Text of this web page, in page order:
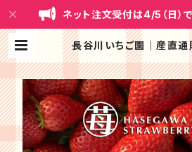
ネット注文受付は4/5（日）
長谷川いちご園｜産直通販
応援プロジェク